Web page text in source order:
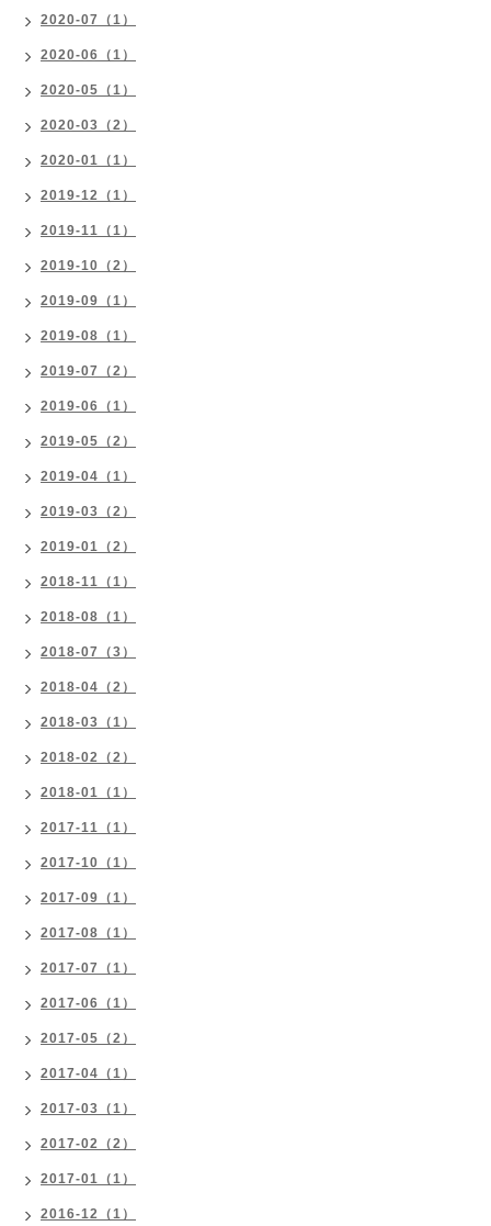
2020-07（1）
2020-06（1）
2020-05（1）
2020-03（2）
2020-01（1）
2019-12（1）
2019-11（1）
2019-10（2）
2019-09（1）
2019-08（1）
2019-07（2）
2019-06（1）
2019-05（2）
2019-04（1）
2019-03（2）
2019-01（2）
2018-11（1）
2018-08（1）
2018-07（3）
2018-04（2）
2018-03（1）
2018-02（2）
2018-01（1）
2017-11（1）
2017-10（1）
2017-09（1）
2017-08（1）
2017-07（1）
2017-06（1）
2017-05（2）
2017-04（1）
2017-03（1）
2017-02（2）
2017-01（1）
2016-12（1）